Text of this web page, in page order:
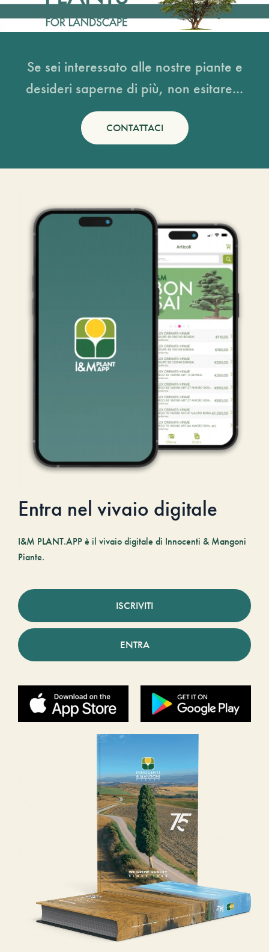
Se sei interessato alle nostre piante e
desideri saperne di più, non esitare...
CONTATTACI
Entra nel vivaio digitale
I&M PLANT.APP è il vivaio digitale di Innocenti & Mangoni
Piante.
ISCRIVITI
ENTRA